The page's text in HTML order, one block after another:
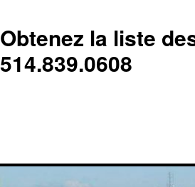
Obtenez la liste
514.839.0608